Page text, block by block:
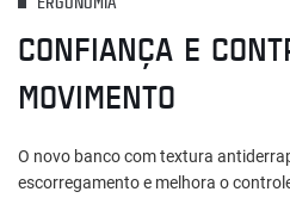
CONFIANÇA E
MOVIMENTO
O novo banco com textura
escorregamento e melhora o